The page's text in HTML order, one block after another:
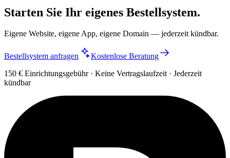
Starten Sie Ihr eigenes Bestellsystem.
Eigene Website, eigene App, eigene Domain — jederzeit kündbar.
Bestellsystem anfragen
Kostenlose Beratung
150 € Einrichtungsgebühr · Keine Vertragslaufzeit · Jederzeit
kündbar